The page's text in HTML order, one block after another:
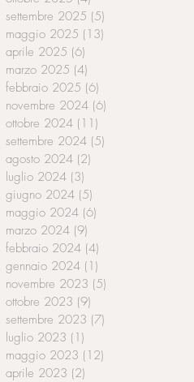
settembre 2025 (5)
maggio 2025 (13)
aprile 2025 (6)
marzo 2025 (4)
febbraio 2025 (6)
novembre 2024 (6)
ottobre 2024 (11)
settembre 2024 (5)
agosto 2024 (2)
luglio 2024 (3)
giugno 2024 (5)
maggio 2024 (6)
marzo 2024 (9)
febbraio 2024 (4)
gennaio 2024 (1)
novembre 2023 (5)
ottobre 2023 (9)
settembre 2023 (7)
luglio 2023 (1)
maggio 2023 (12)
aprile 2023 (2)